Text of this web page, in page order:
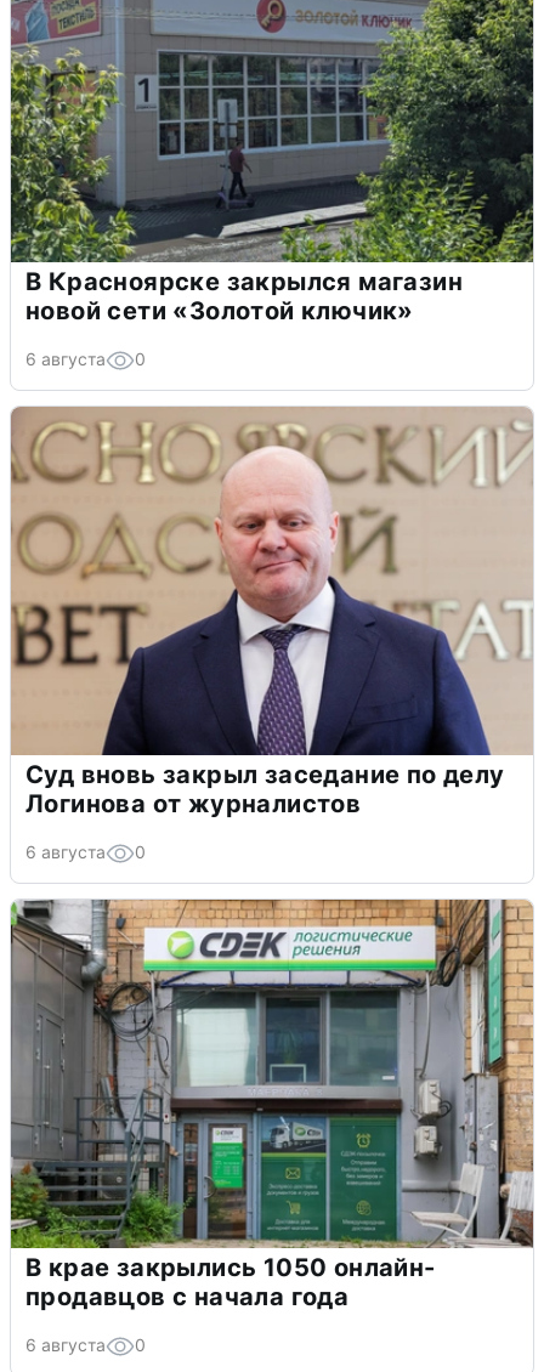
В Красноярске закрылся магазин
новой сети «Золотой ключик»
6 августа 0
Суд вновь закрыл заседание по делу
Логинова от журналистов
6 августа 0
В крае закрылись 1050 онлайн-
продавцов с начала года
6 августа 0